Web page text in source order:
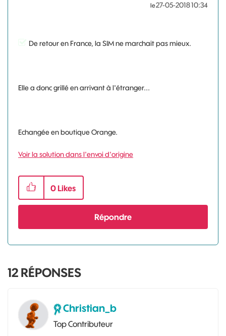
le‎27-05-201810:34
De retour en France, la SIM ne marchait pas mieux.
Elle a donc grillé en arrivant à l'étranger...
Echangée en boutique Orange.
Voir la solution dans l'envoi d'origine
0 Likes
Répondre
12 RÉPONSES
Christian_b
Top Contributeur